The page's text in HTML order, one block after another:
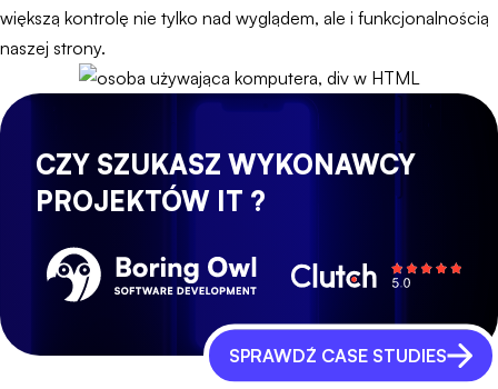
większą kontrolę nie tylko nad wyglądem, ale i funkcjonalnością
naszej strony.
CZY SZUKASZ WYKONAWCY
PROJEKTÓW IT ?
SPRAWDŹ CASE STUDIES